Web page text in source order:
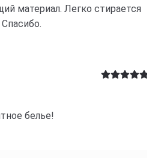
материал. Легко стирается
Спасибо.
белье!